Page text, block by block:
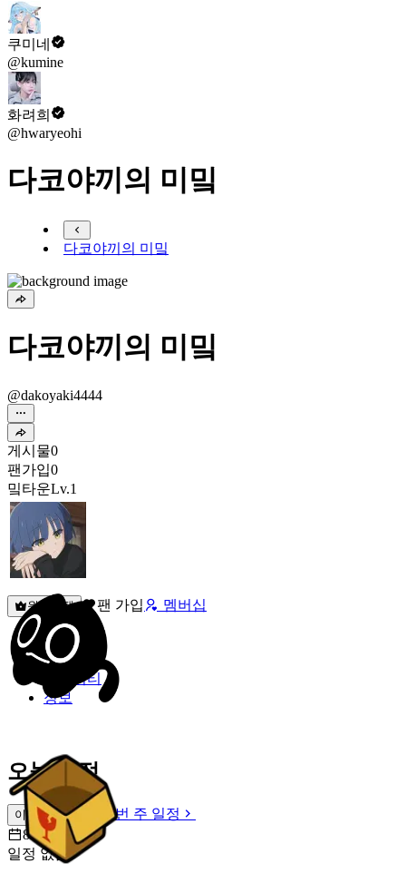
쿠미네
@kumine
화려희
@hwaryeohi
다코야끼의 미밐
다코야끼의 미밐
다코야끼의 미밐
@dakoyaki4444
게시물0
팬가입0
밐타운Lv.1
원픽선택 팬 가입 멤버십
밐타운
피드
커뮤니티
정보
오늘 일정
이번 주 일정
이번 주 일정
8월 9일 [일]
일정 없음